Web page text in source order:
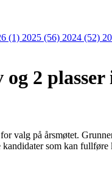
(1) 2025 (56) 2024 (52)
2
valg på årsmøtet.
som kan